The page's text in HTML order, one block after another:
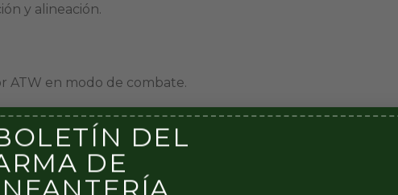
DEL
DE
y alineación.
ATW en modo de combate.
operación.